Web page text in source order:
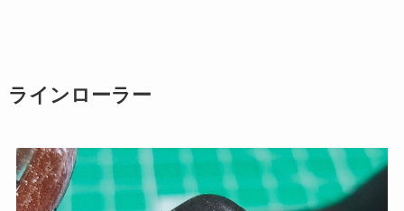
ラインローラー